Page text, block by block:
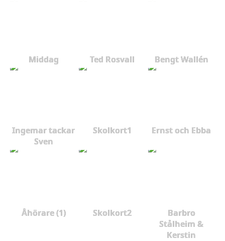
Middag Ted Rosvall Bengt Wallén
Ingemar tackar
Sven
Skolkort1 Ernst och Ebba
Åhörare (1) Skolkort2
Barbro
Stålheim &
Kerstin